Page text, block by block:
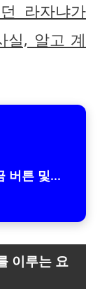
라자냐가
실, 알고 계
버튼 및...
이루는 요